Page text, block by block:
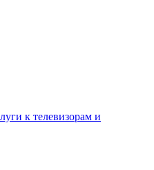
к телевизорам и